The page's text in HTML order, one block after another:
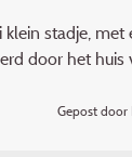
stadje, met
door het huis
Gepost